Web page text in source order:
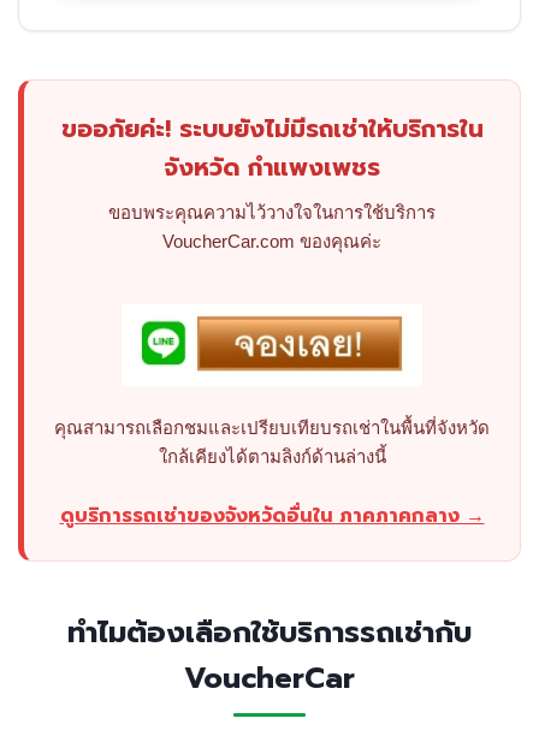
ขออภัยค่ะ! ระบบยังไม่มีรถเช่าให้บริการใน
จังหวัด กำแพงเพชร
ขอบพระคุณความไว้วางใจในการใช้บริการ
VoucherCar.com ของคุณค่ะ
คุณสามารถเลือกชมและเปรียบเทียบรถเช่าในพื้นที่จังหวัด
ใกล้เคียงได้ตามลิงก์ด้านล่างนี้
ดูบริการรถเช่าของจังหวัดอื่นใน ภาคภาคกลาง →
ทำไมต้องเลือกใช้บริการรถเช่ากับ
VoucherCar